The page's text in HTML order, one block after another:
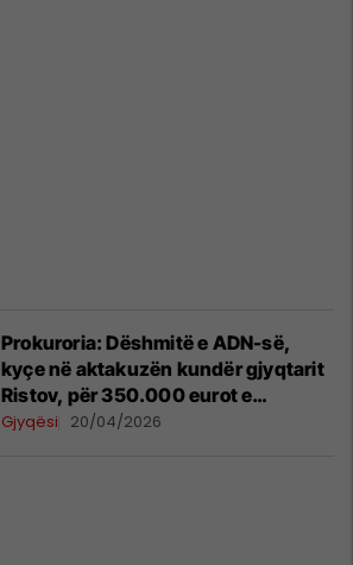
Prokuroria: Dëshmitë e ADN-së,
kyçe në aktakuzën kundër gjyqtarit
Ristov, për 350.000 eurot e
vendosura në mur
Gjyqësi 20/04/2026